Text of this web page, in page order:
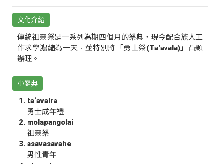
文化介紹
傳統祖靈祭是一系列為期四個月的祭典，現今配合族人工
作求學濃縮為一天，並特別將「勇士祭(Ta‘avala)」凸顯
辦理。
小辭典
ta‘avalra
勇士成年禮
molapangolai
祖靈祭
asavasavahe
男性青年